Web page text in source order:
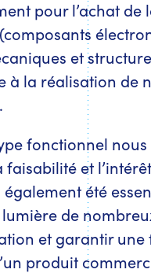
pour l’achat de
et
à la réalisation de
fonctionnel
faisabilité et
été
de
et garantir
produit